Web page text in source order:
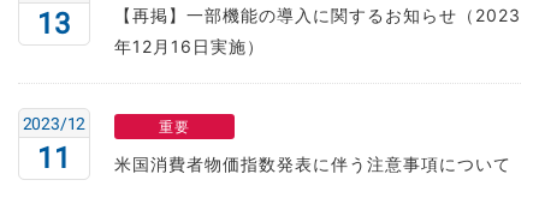
13
【再掲】一部機能の導入に関するお知らせ（2023
年12月16日実施）
11
2023/12 重要
米国消費者物価指数発表に伴う注意事項について